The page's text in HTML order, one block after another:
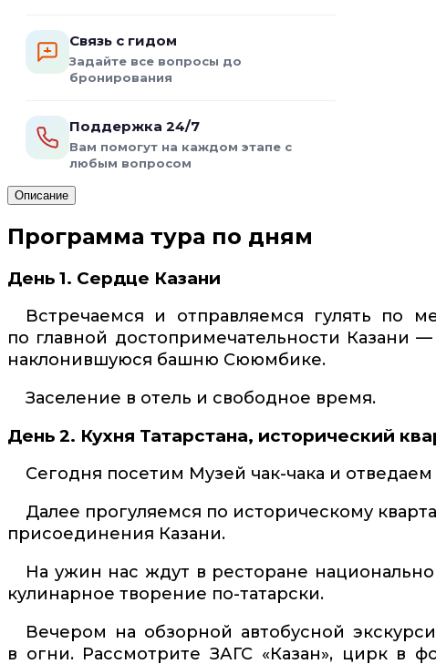
Связь с гидом
Задайте все вопросы до
бронирования
Поддержка 24/7
Вам помогут на каждом этапе с
любым вопросом
Описание
Программа тура по дням
День 1. Сердце Казани
Встречаемся и отправляемся гулять по
по главной достопримечательности
наклонившуюся башню Сююмбике.
Заселение в отель и свободное время.
День 2. Кухня Татарстана, исторический
Сегодня посетим Музей чак-чака и
Далее прогуляемся по историческому
присоединения Казани.
На ужин нас ждут в ресторане
кулинарное творение по-татарски.
Вечером на обзорной автобусной
в огни. Рассмотрите ЗАГС «Казан», цирк в